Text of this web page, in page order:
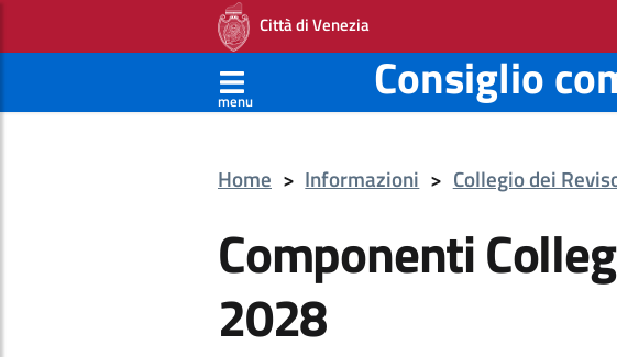
Città di Venezia
menu Consiglio
Home > Informazioni > Collegio dei
Componenti
2028